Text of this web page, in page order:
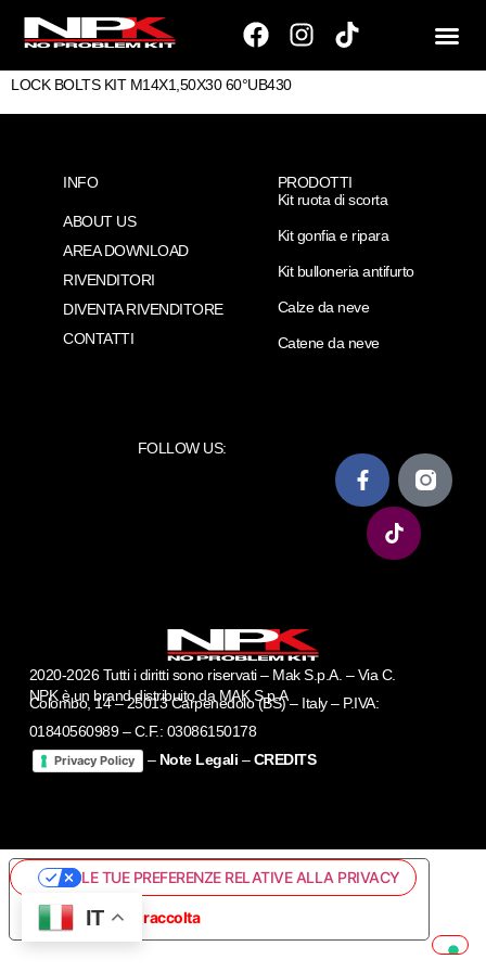
LOCK BOLTS KIT M14X1,50X30 60°UB430
NPK è un brand distribuito da MAK S.p.A
2020-2026 Tutti i diritti sono riservati – Mak S.p.A. – Via C.
Colombo, 14 – 25013 Carpenedolo (BS) – Italy – P.IVA:
01840560989 – C.F.: 03086150178
Privacy Policy – Note Legali –CREDITS
INFO
ABOUT US
AREA DOWNLOAD
RIVENDITORI
DIVENTA RIVENDITORE
CONTATTI
PRODOTTI
Kit ruota di scorta
Kit gonfia e ripara
Kit bulloneria antifurto
Calze da neve
Catene da neve
FOLLOW US:
IT
Informativa sulla raccolta
LE TUE PREFERENZE RELATIVE ALLA PRIVACY